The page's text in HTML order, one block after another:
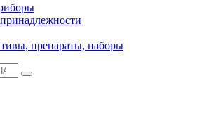
препараты, наборы